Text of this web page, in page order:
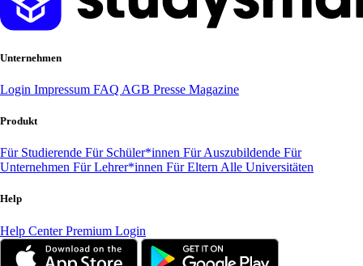
Unternehmen
Login Impressum FAQ AGB Presse Magazine
Produkt
Für Studierende Für Schüler*innen Für Auszubildende Für
Unternehmen Für Lehrer*innen Für Eltern Alle Universitäten
Help
Help CenterPremium Login